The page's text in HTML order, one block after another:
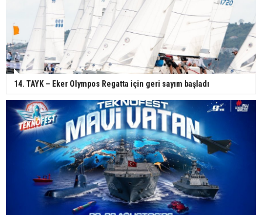
14. TAYK – Eker Olympos Regatta için geri sayım başladı